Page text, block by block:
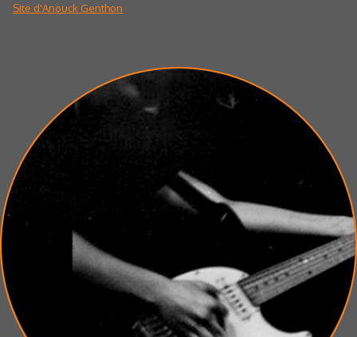
Site d'Anouck Genthon